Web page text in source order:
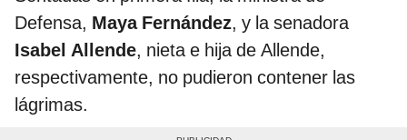
Defensa, Maya Fernández, y la senadora
Isabel Allende, nieta e hija de Allende,
respectivamente, no pudieron contener las
lágrimas.